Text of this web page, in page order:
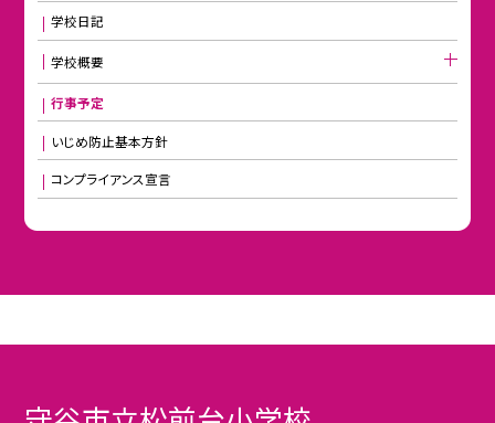
学校日記
学校概要
行事予定
いじめ防止基本方針
コンプライアンス宣言